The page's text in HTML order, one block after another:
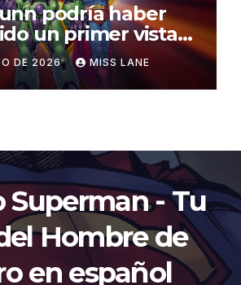
podría haber
un primer vistazo
Brainiac
DE 2026 MISS LANE
Superman - Tu
Hombre de
en español